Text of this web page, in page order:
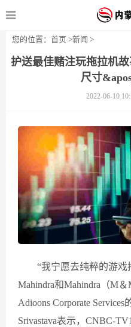
您的位置： 首页 >新闻 >
护送最佳赌注玩拖拉机
尺寸
2022-06-10
“我宁愿去纯粹的游
Mahindra和Mahindra（M
Adioons Corporate
Srivastava表示，CNBC-